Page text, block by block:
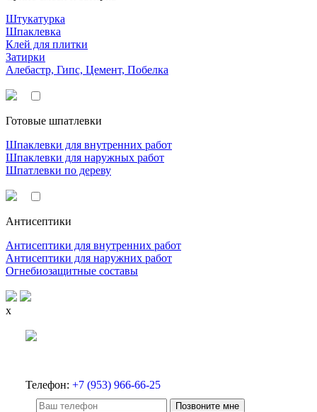
Штукатурка
Шпаклевка
Клей для плитки
Затирки
Алебастр, Гипс, Цемент, Побелка
Готовые шпатлевки
Шпаклевки для внутренних работ
Шпаклевки для наружных работ
Шпатлевки по дереву
Антисептики
Антисептики для внутренних работ
Антисептики для наружних работ
Огнебиозащитные составы
x
Телефон: +7 (953) 966-66-25
Позвоните мне